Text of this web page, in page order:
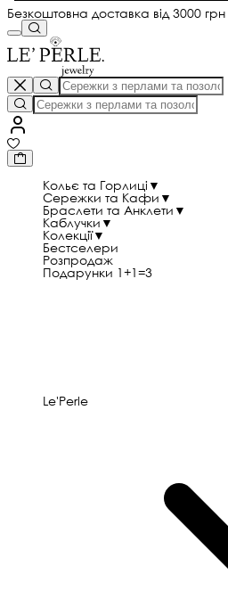
Безкоштовна доставка від 3000 грн
Кольє та Горлиці ▼
Сережки та Кафи ▼
Браслети та Анклети ▼
Каблучки ▼
Колекції▼
Бестселери
Розпродаж
Подарунки 1+1=3
Le'Perle